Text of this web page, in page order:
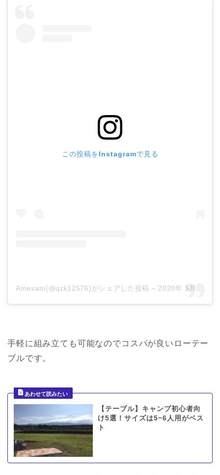
この投稿をInstagramで見る
Amesato(@qzk12576)がシェアした投稿 – 2020年 5月月3日午前7時00分PDT
手軽に組み立ても可能なのでコスパが良いローテー
ブルです。
【テーブル】キャンプ初心者向
け5選！サイズは5−6人用がベス
ト